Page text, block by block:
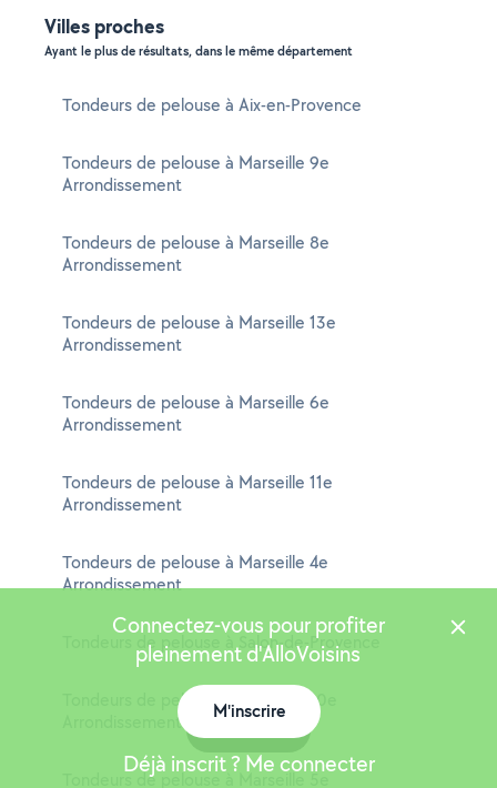
Villes proches
Ayant le plus de résultats, dans le même département
Tondeurs de pelouse à Aix-en-Provence
Tondeurs de pelouse à Marseille 9e
Arrondissement
Tondeurs de pelouse à Marseille 8e
Arrondissement
Tondeurs de pelouse à Marseille 13e
Arrondissement
Tondeurs de pelouse à Marseille 6e
Arrondissement
Tondeurs de pelouse à Marseille 11e
Arrondissement
Tondeurs de pelouse à Marseille 4e
Arrondissement
Tondeurs de pelouse à Salon-de-Provence
Tondeurs de pelouse à Marseille 10e
Arrondissement
Tondeurs de pelouse à Marseille 5e
Connectez-vous pour profiter
pleinement d'AlloVoisins
M'inscrire
Déjà inscrit ? Me connecter